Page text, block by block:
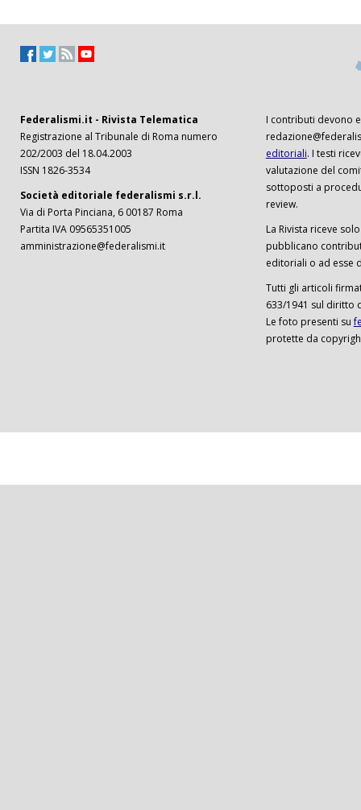
Federalismi.it - Rivista Telematica
Registrazione al Tribunale di Roma numero
202/2003 del 18.04.2003
ISSN 1826-3534
Società editoriale federalismi s.r.l.
Via di Porta Pinciana, 6 00187 Roma
Partita IVA 09565351005
amministrazione@federalismi.it
I contributi devono
editoriali. I testi
valutazione del
sottoposti a
review.
La Rivista riceve
pubblicano
editoriali o ad esse
Tutti gli articoli
633/1941 sul diritto
Le foto presenti su
protette da